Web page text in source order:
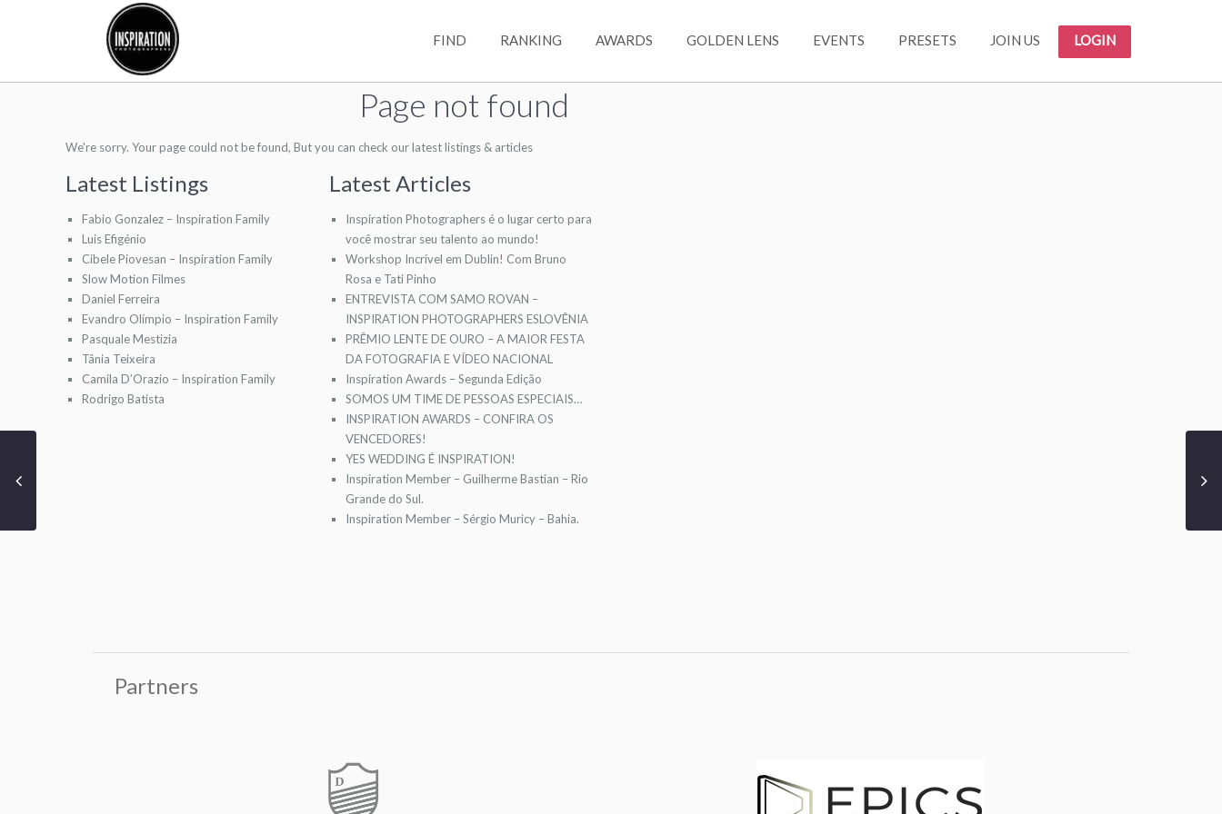
FIND RANKING AWARDS GOLDEN LENS EVENTS PRESETS JOIN US LOGIN
Page not found
We're sorry. Your page could not be found, But you can check our latest listings & articles
Latest Listings
Fabio Gonzalez – Inspiration Family
Luis Efigénio
Cibele Piovesan – Inspiration Family
Slow Motion Filmes
Daniel Ferreira
Evandro Olímpio – Inspiration Family
Pasquale Mestizia
Tânia Teixeira
Camila D’Orazio – Inspiration Family
Rodrigo Batista
Latest Articles
Inspiration Photographers é o lugar certo para
você mostrar seu talento ao mundo!
Workshop Incrível em Dublin! Com Bruno
Rosa e Tati Pinho
ENTREVISTA COM SAMO ROVAN –
INSPIRATION PHOTOGRAPHERS ESLOVÊNIA
PRÊMIO LENTE DE OURO – A MAIOR FESTA
DA FOTOGRAFIA E VÍDEO NACIONAL
Inspiration Awards – Segunda Edição
SOMOS UM TIME DE PESSOAS ESPECIAIS…
INSPIRATION AWARDS – CONFIRA OS
VENCEDORES!
YES WEDDING É INSPIRATION!
Inspiration Member – Guilherme Bastian – Rio
Grande do Sul.
Inspiration Member – Sérgio Muricy – Bahia.